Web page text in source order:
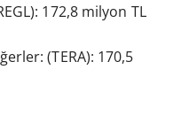
172,8 milyon TL
(TERA): 170,5